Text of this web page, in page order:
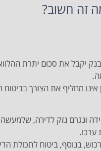
זה חשוב?
יקבל את סכום יתרת
מחליף את הצורך
ונגרם נזק לדירה,
ערכו.
בנוסף, ביטוח לתכולת